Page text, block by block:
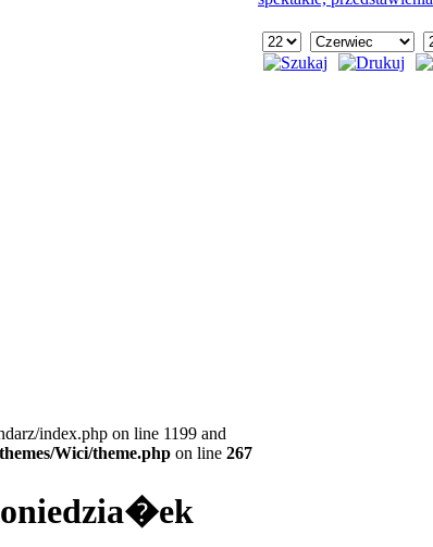
index.php on line 1199 and
Wici/theme.php on line 267